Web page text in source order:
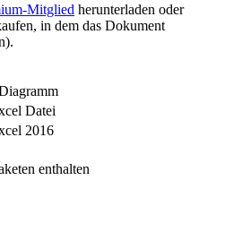
Mitglied herunterladen oder
in dem das Dokument
Datei
2016
enthalten